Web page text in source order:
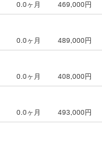
0.0ヶ月 469,000円
0.0ヶ月 489,000円
0.0ヶ月 408,000円
0.0ヶ月 493,000円